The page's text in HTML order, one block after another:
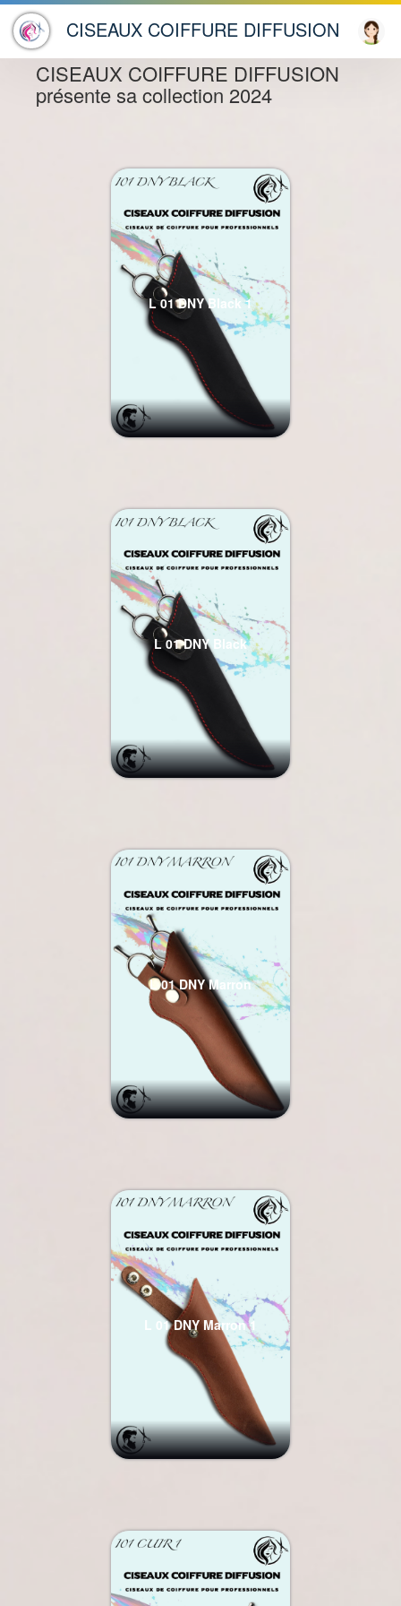
CISEAUX COIFFURE DIFFUSION
ACCESSOIRES ETUIS
CISEAUX COIFFURE DIFFUSION
présente sa collection 2024
L 01 DNY Black 1
L 01 DNY Black
L 01 DNY Marron
L 01 DNY Marron 1
×
"Hello ! En quoi puis-je
vous aider ?"